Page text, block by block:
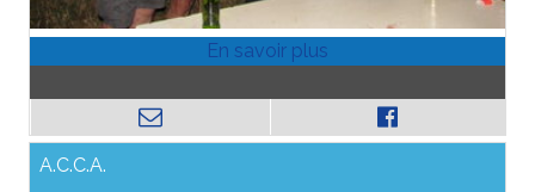
A.C.C.A.